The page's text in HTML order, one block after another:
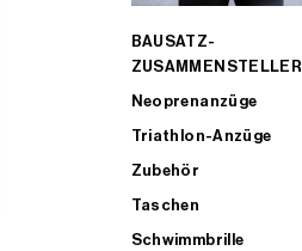
BAUSATZ-
ZUSAMMENSTELLER
Neoprenanzüge
Triathlon-Anzüge
Zubehör
Taschen
Schwimmbrille